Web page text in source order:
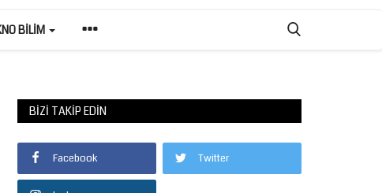
BILIM
BIZI TAKIP EDIN
Facebook Twitter